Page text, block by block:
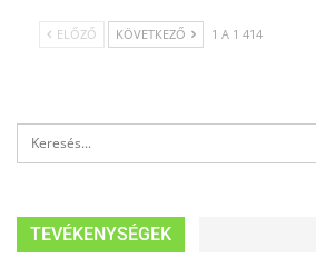
ELŐZŐ KÖVETKEZŐ 1 A 1 414
TEVÉKENYSÉGEK